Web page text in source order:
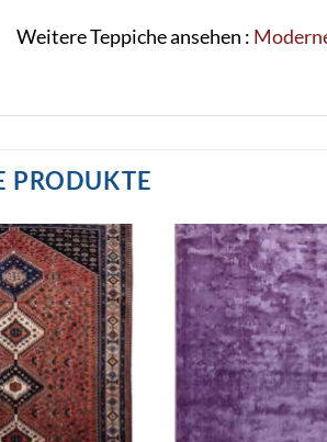
Weitere Teppiche ansehen :
PRODUKTE